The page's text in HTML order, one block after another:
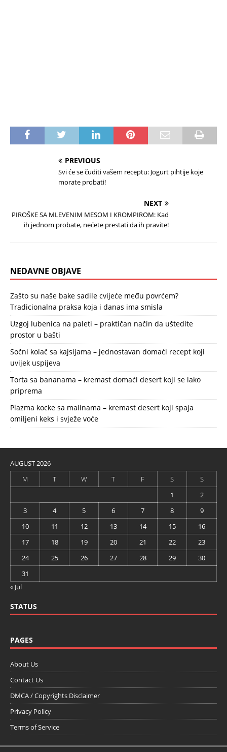
PREVIOUS
Svi će se čuditi vašem receptu: Jogurt pihtije koje
morate probati!
NEXT
PIROŠKE SA MLEVENIM MESOM I KROMPIROM: Kad
ih jednom probate, nećete prestati da ih pravite!
NEDAVNE OBJAVE
Zašto su naše bake sadile cvijeće među povrćem?
Tradicionalna praksa koja i danas ima smisla
Uzgoj lubenica na paleti – praktičan način da uštedite
prostor u bašti
Sočni kolač sa kajsijama – jednostavan domaći recept koji
uvijek uspijeva
Torta sa bananama – kremast domaći desert koji se lako
priprema
Plazma kocke sa malinama – kremast desert koji spaja
omiljeni keks i svježe voće
AUGUST 2026
M
T W T F S
S
1
2
3
4 5 6 7 8
9
10
11 12 13 14 15
16
17
18 19 20 21 22
23
24
25 26 27 28 29
30
31
« Jul
STATUS
PAGES
About Us
Contact Us
DMCA / Copyrights Disclaimer
Privacy Policy
Terms of Service